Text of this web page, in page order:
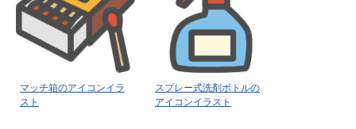
マッチ箱のアイコンイラ
スト
スプレー式洗剤ボトルの
アイコンイラスト